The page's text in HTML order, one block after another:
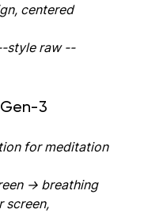
centered
style raw --
3
for meditation
→ breathing
screen,